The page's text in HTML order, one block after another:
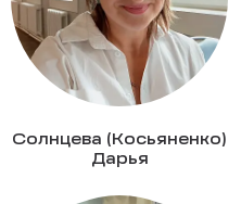
Солнцева (Косьяненко)
Дарья